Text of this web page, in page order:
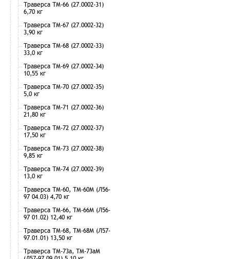
Траверса ТМ-66 (27.0002-31)
6,70 кг
Траверса ТМ-67 (27.0002-32)
3,90 кг
Траверса ТМ-68 (27.0002-33)
33,0 кг
Траверса ТМ-69 (27.0002-34)
10,55 кг
Траверса ТМ-70 (27.0002-35)
5,0 кг
Траверса ТМ-71 (27.0002-36)
21,80 кг
Траверса ТМ-72 (27.0002-37)
17,50 кг
Траверса ТМ-73 (27.0002-38)
9,85 кг
Траверса ТМ-74 (27.0002-39)
13,0 кг
Траверса ТМ-60, ТМ-60М (Л56-
97 04.03) 4,70 кг
Траверса ТМ-66, ТМ-66М (Л56-
97 01.02) 12,40 кг
Траверса ТМ-68, ТМ-68М (Л57-
97.01.01) 13,50 кг
Траверса ТМ-73а, ТМ-73аМ